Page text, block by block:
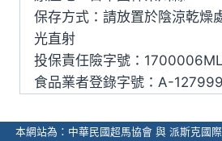
保存方式：請放置於陰涼乾燥
光直射
投保責任險字號：
食品業者登錄字號：A-
本網站為：中華民國超馬協會 與 派斯克國